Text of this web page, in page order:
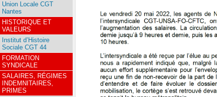
Union Locale CGT
Nantes
HISTORIQUE ET
VALEURS
Institut d’Histoire
Sociale CGT 44
FORMATION
SYNDICALE
SALAIRES, RÉGIMES
INDEMNITAIRES,
PRIMES